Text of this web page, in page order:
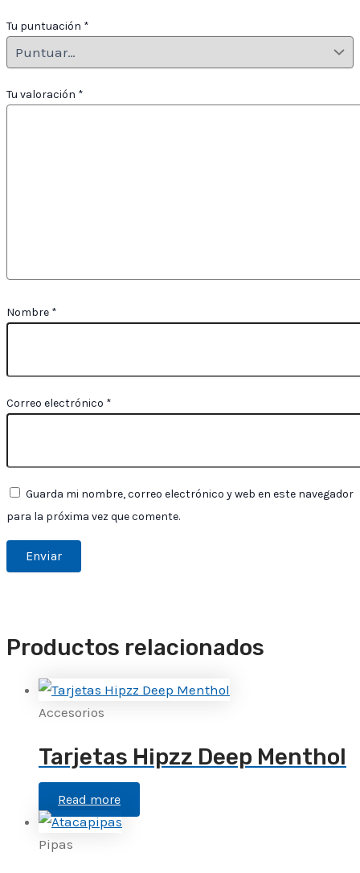
Tu puntuación *
Tu valoración *
Nombre *
Correo electrónico *
Guarda mi nombre, correo electrónico y web en este navegador
para la próxima vez que comente.
Productos relacionados
Accesorios
Tarjetas Hipzz Deep Menthol
Read more
Pipas